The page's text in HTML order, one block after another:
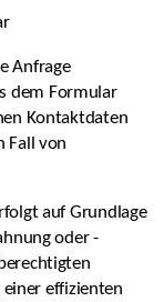
Anfrage
dem Formular
Kontaktdaten
Fall von
auf Grundlage
oder -
einer effizienten